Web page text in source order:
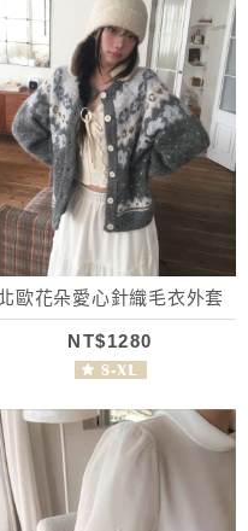
歐花朵愛心針織毛衣外套
NT$1280